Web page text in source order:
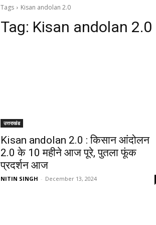
Tags Kisan andolan 2.0
Tag: Kisan andolan 2.0
उत्तराखंड
Kisan andolan 2.0 : किसान आंदोलन
2.0 के 10 महीने आज पूरे, पुतला फूंक
प्रदर्शन आज
NITIN SINGH - December 13, 2024